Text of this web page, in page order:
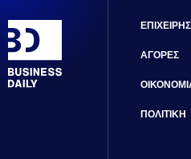
ΑΓΟΡΕΣ
ΠΟΛΙΤΙΚΗ